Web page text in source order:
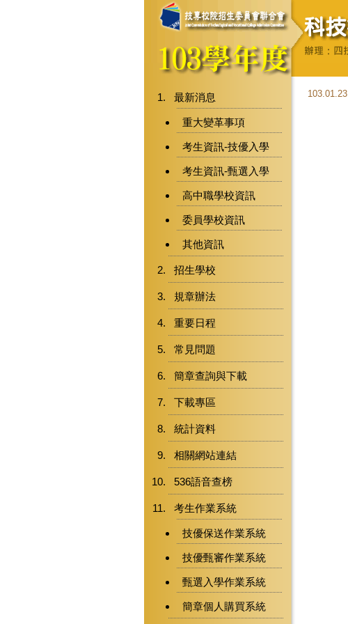
最新消息
重大變革事項
考生資訊-技優入學
考生資訊-甄選入學
高中職學校資訊
委員學校資訊
其他資訊
招生學校
規章辦法
重要日程
常見問題
簡章查詢與下載
下載專區
統計資料
相關網站連結
536語音查榜
考生作業系統
技優保送作業系統
技優甄審作業系統
甄選入學作業系統
簡章個人購買系統
103.01.23